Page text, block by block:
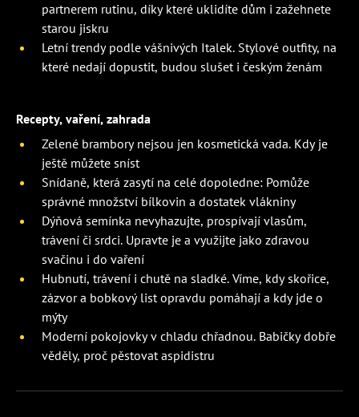
partnerem rutinu, díky které uklidíte dům i zažehnete
starou jiskru
Letní trendy podle vášnivých Italek. Stylové outfity, na
které nedají dopustit, budou slušet i českým ženám
Recepty, vaření, zahrada
Zelené brambory nejsou jen kosmetická vada. Kdy je
ještě můžete sníst
Snídaně, která zasytí na celé dopoledne: Pomůže
správné množství bílkovin a dostatek vlákniny
Dýňová semínka nevyhazujte, prospívají vlasům,
trávení či srdci. Upravte je a využijte jako zdravou
svačinu i do vaření
Hubnutí, trávení i chutě na sladké. Víme, kdy skořice,
zázvor a bobkový list opravdu pomáhají a kdy jde o
mýty
Moderní pokojovky v chladu chřadnou. Babičky dobře
věděly, proč pěstovat aspidistru